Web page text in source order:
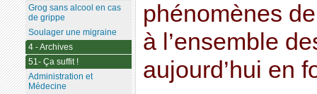
phénomènes
à l’ensemble
aujourd’hui en
Grog sans alcool en cas
de grippe
Soulager une migraine
4 - Archives
51- Ça suffit !
Administration et
Médecine